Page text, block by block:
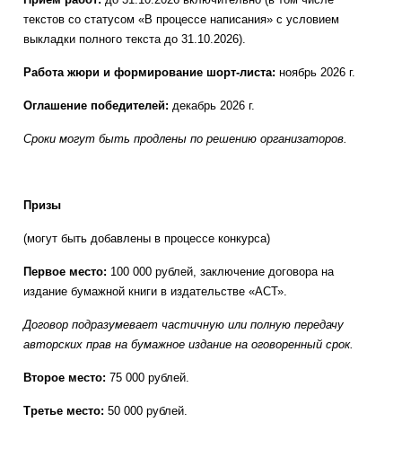
текстов со статусом «В процессе написания» с условием
выкладки полного текста до 31.10.2026).
Работа жюри и формирование шорт-листа: ноябрь 2026 г.
Оглашение победителей: декабрь 2026 г.
Сроки могут быть продлены по решению организаторов.
Призы
(могут быть добавлены в процессе конкурса)
Первое место: 100 000 рублей, заключение договора на
издание бумажной книги в издательстве «АСТ».
Договор подразумевает частичную или полную передачу
авторских прав на бумажное издание на оговоренный срок.
Второе место: 75 000 рублей.
Третье место: 50 000 рублей.